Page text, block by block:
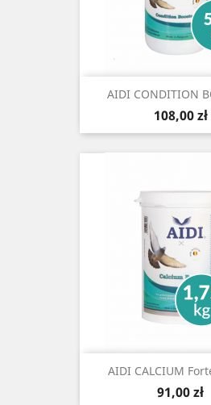
AIDI CONDITION
Cena
108,00 zł
AIDI CALCIUM
Cena
91,00 zł